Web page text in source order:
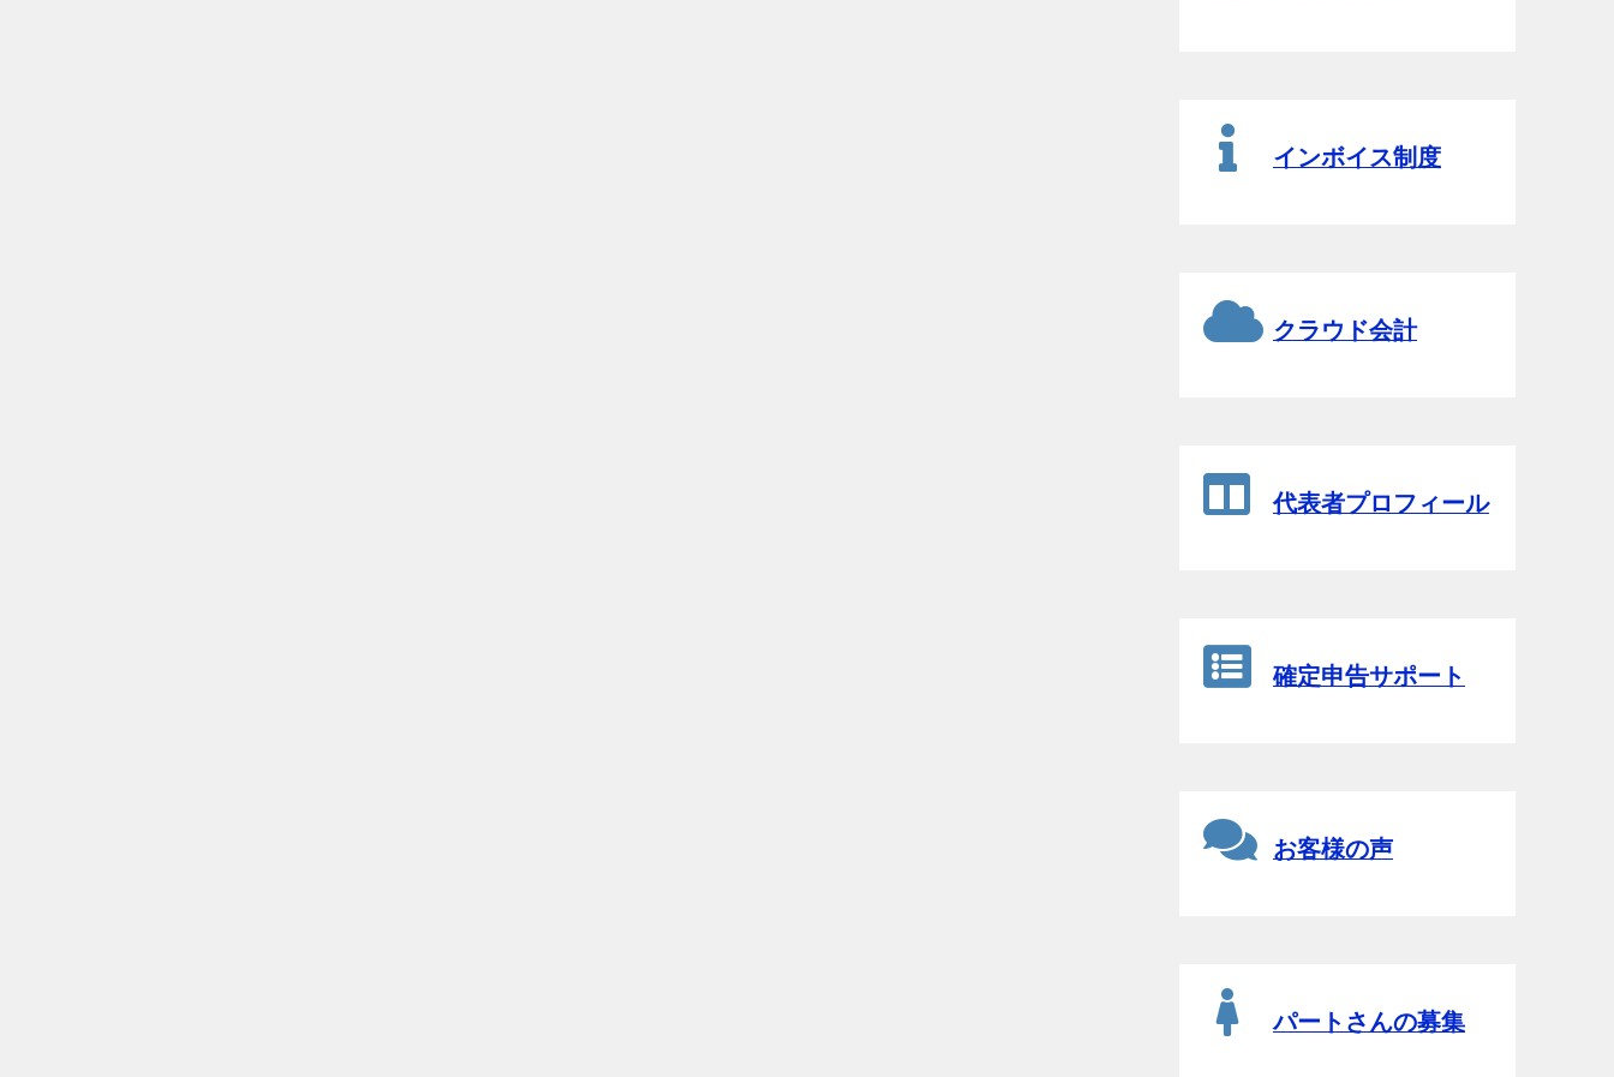
インボイス制度
クラウド会計
代表者プロフィール
確定申告サポート
お客様の声
パートさんの募集